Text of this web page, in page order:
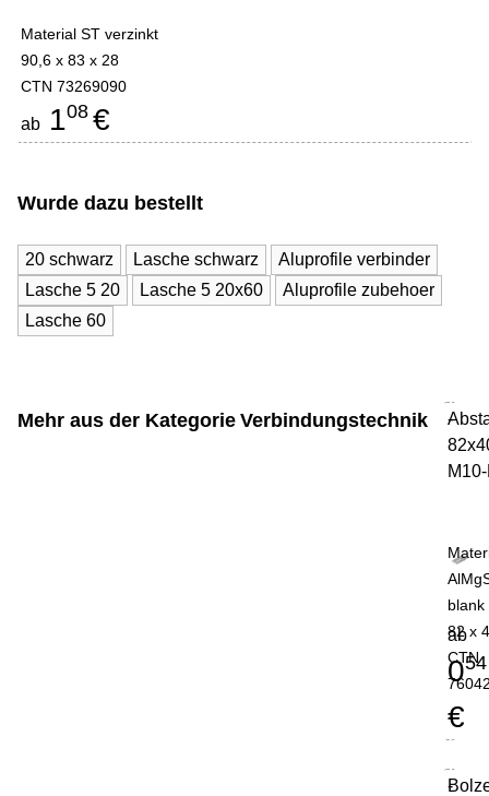
Material ST verzinkt
90,6 x 83 x 28
CTN 73269090
ab 108 €
Wurde dazu bestellt
20 schwarz Lasche schwarz
Aluprofile verbinder
Lasche 5 20
Lasche 5 20x60
Aluprofile zubehoer
Lasche 60
Mehr aus der Kategorie Verbindungstechnik -
blank
82 x
CTN
ab
054
€
-